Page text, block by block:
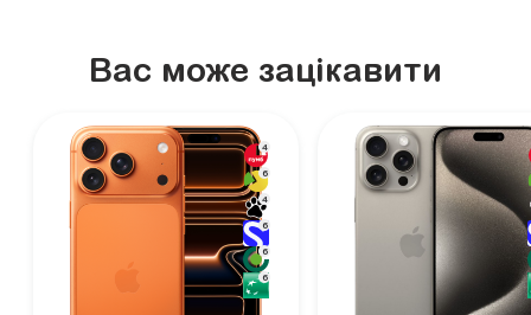
Вас може зацікавити
4
6
4
6
6
6